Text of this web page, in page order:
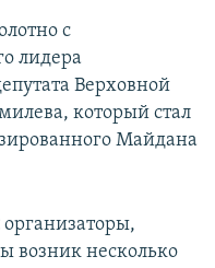
с
лидера
Верховной
который стал
Майдана
организаторы,
возник несколько